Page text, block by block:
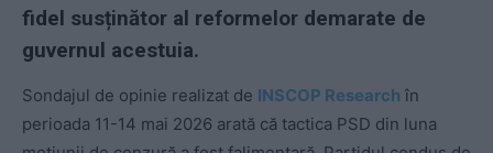
fidel susținător al reformelor demarate de
guvernul acestuia.
Sondajul de opinie realizat de INSCOP Research în
perioada 11-14 mai 2026 arată că tactica PSD din luna